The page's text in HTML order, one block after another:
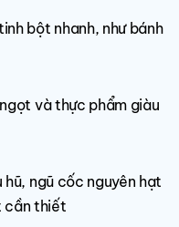
bột nhanh, như bánh
và thực phẩm giàu
ngũ cốc nguyên hạt
cần thiết